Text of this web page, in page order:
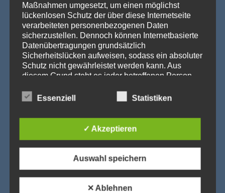
IMPRESSUM
Maßnahmen umgesetzt, um einen möglichst
lückenlosen Schutz der über diese Internetseite
verarbeiteten personenbezogenen Daten
sicherzustellen. Dennoch können Internetbasierte
Datenübertragungen grundsätzlich
Sicherheitslücken aufweisen, sodass ein absoluter
Schutz nicht gewährleistet werden kann. Aus
diesem Grund steht es jeder betroffenen Person
alternativen Wegen, beispielsweise telefonisch, an
Die Datenschutzerklärung beruht auf den Begrifflichkeiten, die
durch den Europäischen Richtlinien- und Verordnungsgeber
beim Erlass der Datenschutz-Grundverordnung (DS-GVO)
verwendet wurden. Unsere Datenschutzerklärung soll sowohl
dies zu gewährleisten, möchten wir vorab die verwendeten
Essenziell Statistiken
✓ Akzeptieren
Auswahl speichern
✕ Ablehnen